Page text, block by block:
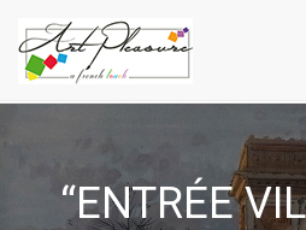
“ENTRÉE